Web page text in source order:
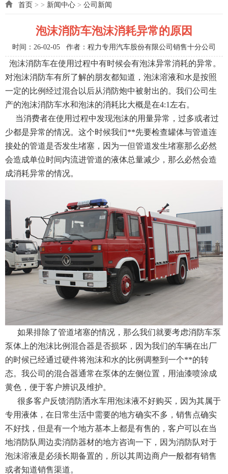
首页 > > 新闻中心 > 公司新闻
泡沫消防车泡沫消耗异常的原因
时间：26-02-05 作者：程力专用汽车股份有限公司销售十分公司
泡沫消防车在使用过程中有时候会有泡沫异常消耗的异常。
对泡沫消防车有所了解的朋友都知道，泡沫溶液和水是按照
一定的比例经过混合以后从消防炮中被射出的。我们公司生
产的泡沫消防车水和泡沫的消耗比大概是在4:1左右。
当消费者在使用过程中发现泡沫的用量异常，过多或者过
少都是异常的情况。这个时候我们**先要检查罐体与管道连
接处的管道是否发生堵塞，因为一但管道发生堵塞那么必然
会造成单位时间内流进管道的液体总量减少，那么必然会造
成消耗异常的情况。
如果排除了管道堵塞的情况，那么我们就要考虑消防车泵
泵体上的泡沫比例混合器是否损坏，因为我们的车辆在出厂
的时候已经通过硬件将泡沫和水的比例调整到一个**的转
态。我公司的混合器通常在泵体的左侧位置，用油漆喷涂成
黄色，便于客户辨识及维护。
很多客户反馈消防洒水车用泡沫液不好购买，因为其属于
专用液体，在日常生活中需要的地方确实不多，销售点确实
不好找，但是有一个地方基本上都是有售的，客户可以在当
地消防队周边卖消防器材的地方咨询一下，因为消防队对于
泡沫溶液是必须长期备置的，所以其周边商户一般都有销售
或者知道销售渠道。